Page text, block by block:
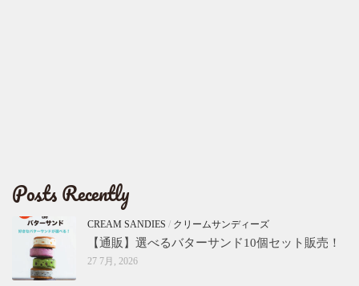
Posts Recently
CREAM SANDIES / クリームサンディーズ
【通販】選べるバターサンド10個セット販売！
27 7月, 2026